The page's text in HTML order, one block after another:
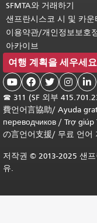
SFMTA와 거래하기
샌프란시스코 시 및 카운
이용약관/개인정보보호
아카이브
여행 계획을 세우세요
    
☎ 311 (SF 외부
費언어言協助/ Ayuda
переводчиков / Trợ giúp
の言언어支援/ 무료 언어
저작권 © 2013-2025 샌
유.